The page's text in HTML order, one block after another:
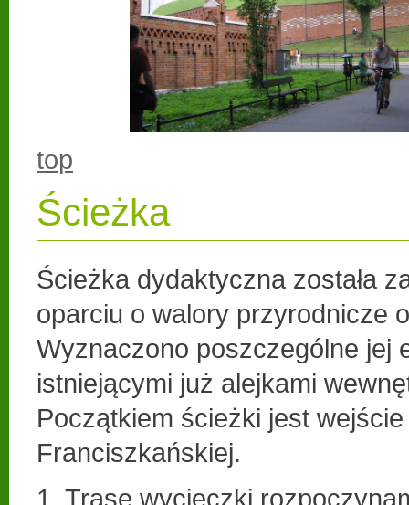
top
Ścieżka
Ścieżka dydaktyczna została
oparciu o walory przyrodnicze
Wyznaczono poszczególne jej
istniejącymi już alejkami
Początkiem ścieżki jest
Franciszkańskiej.
1. Trasę wycieczki